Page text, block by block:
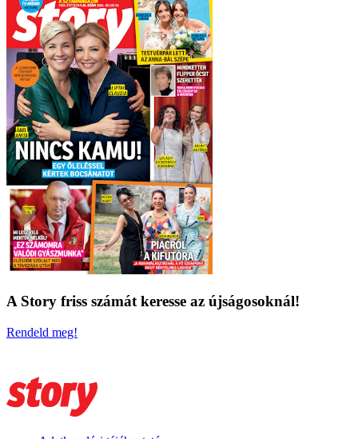
A Story friss számát keresse az újságosoknál!
Rendeld meg!